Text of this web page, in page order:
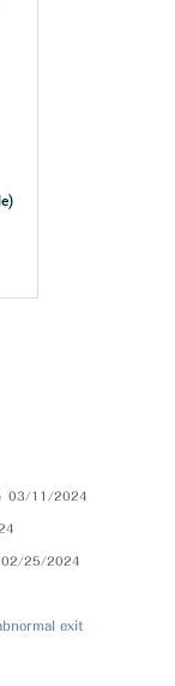
03/11/2024
02/25/2024
exit